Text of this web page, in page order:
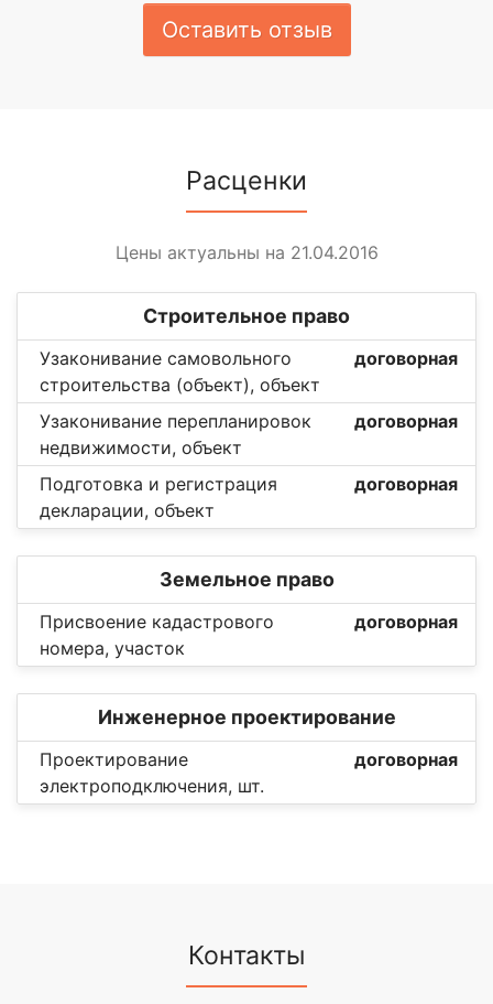
Оставить отзыв
Расценки
Цены актуальны на 21.04.2016
Строительное право
Узаконивание самовольного
строительства (объект), объект
договорная
Узаконивание перепланировок
недвижимости, объект
договорная
Подготовка и регистрация
декларации, объект
договорная
Земельное право
Присвоение кадастрового
номера, участок
договорная
Инженерное проектирование
Проектирование
электроподключения, шт.
договорная
Контакты